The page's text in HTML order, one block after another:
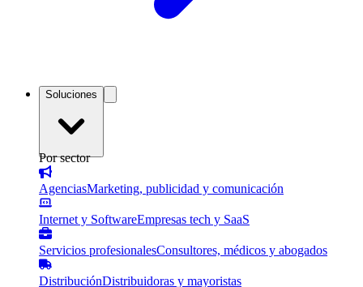
Soluciones
Por sector
AgenciasMarketing, publicidad y comunicación
Internet y SoftwareEmpresas tech y SaaS
Servicios profesionalesConsultores, médicos y abogados
DistribuciónDistribuidoras y mayoristas